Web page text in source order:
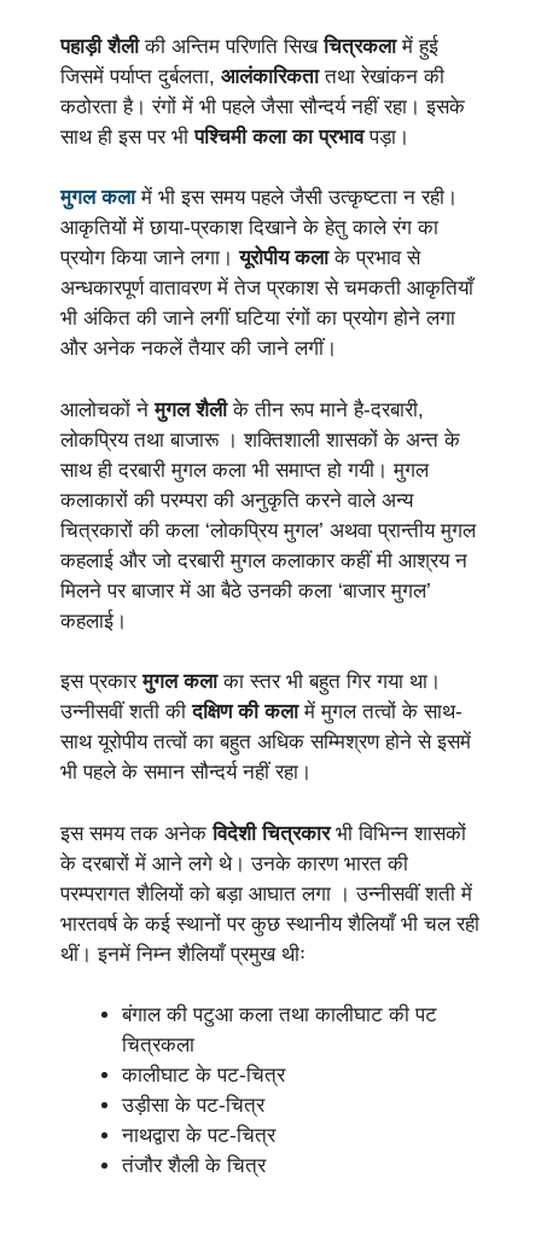
पहाड़ी शैलीकी अन्तिम परिणति सिखचित्रकलामें हुई
जिसमें पर्याप्त दुर्बलता, आलंकारिकतातथा रेखांकन की
कठोरता है। रंगों में भी पहले जैसा सौन्दर्य नहीं रहा। इसके
साथ ही इस पर भीपश्चिमी कला का प्रभावपड़ा।
मुगल कलामें भी इस समय पहले जैसी उत्कृष्टता न रही।
आकृतियों में छाया-प्रकाश दिखाने के हेतु काले रंग का
प्रयोग किया जाने लगा।यूरोपीय कलाके प्रभाव से
अन्धकारपूर्ण वातावरण में तेज प्रकाश से चमकती आकृतियाँ
भी अंकित की जाने लगीं घटिया रंगों का प्रयोग होने लगा
और अनेक नकलें तैयार की जाने लगीं।
आलोचकों नेमुगल शैलीके तीन रूप माने है-दरबारी,
लोकप्रिय तथा बाजारू । शक्तिशाली शासकों के अन्त के
साथ ही दरबारी मुगल कला भी समाप्त हो गयी। मुगल
कलाकारों की परम्परा की अनुकृति करने वाले अन्य
चित्रकारों की कला ‘लोकप्रिय मुगल’ अथवा प्रान्तीय मुगल
कहलाई और जो दरबारी मुगल कलाकार कहीं मी आश्रय न
मिलने पर बाजार में आ बैठे उनकी कला ‘बाजार मुगल’
कहलाई।
इस प्रकारमुगल कलाका स्तर भी बहुत गिर गया था।
उन्नीसवीं शती कीदक्षिण की कलामें मुगल तत्वों के साथ-
साथ यूरोपीय तत्वों का बहुत अधिक सम्मिश्रण होने से इसमें
भी पहले के समान सौन्दर्य नहीं रहा।
इस समय तक अनेकविदेशी चित्रकारभी विभिन्न शासकों
के दरबारों में आने लगे थे। उनके कारण भारत की
परम्परागत शैलियों को बड़ा आघात लगा । उन्नीसवीं शती में
भारतवर्ष के कई स्थानों पर कुछ स्थानीय शैलियाँ भी चल रही
थीं। इनमें निम्न शैलियाँ प्रमुख थीः
बंगाल की पटुआ कला तथा कालीघाट की पट
चित्रकला
कालीघाट के पट-चित्र
उड़ीसा के पट-चित्र
नाथद्वारा के पट-चित्र
तंजौर शैली के चित्र